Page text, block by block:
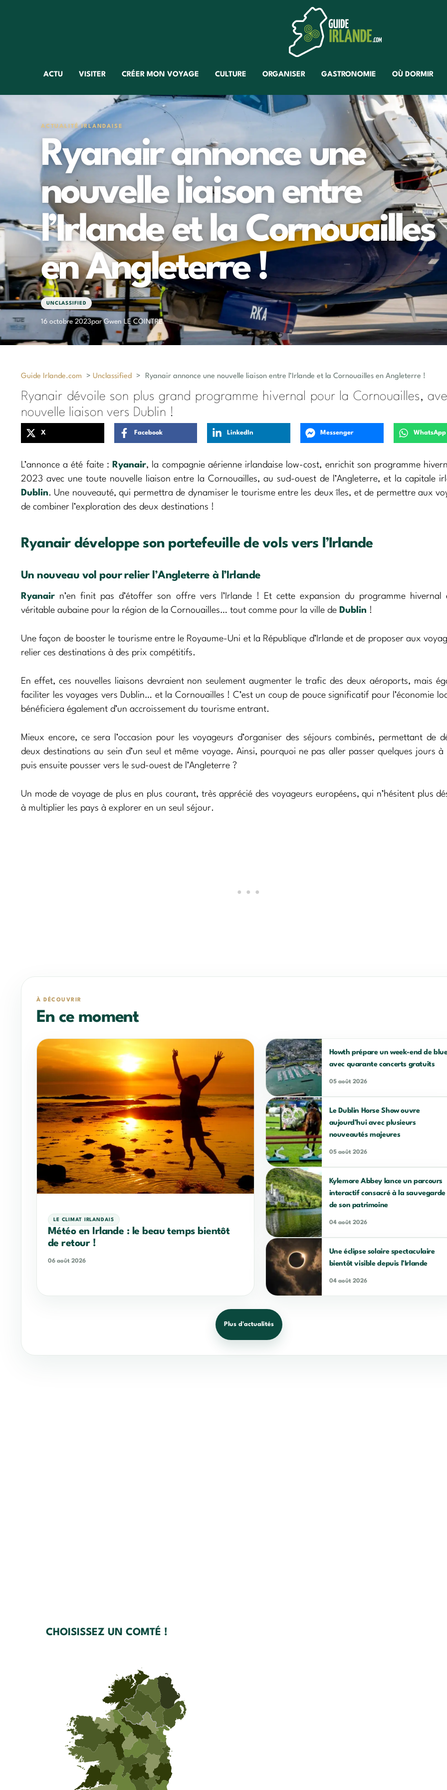
ACTU VISITER CRÉER MON VOYAGE CULTURE ORGANISER GASTRONOMIE OÙ DORMIR
ACTUALITÉ IRLANDAISE
Ryanair annonce une
nouvelle liaison entre
l’Irlande et la Cornouailles
en Angleterre !
UNCLASSIFIED
16 octobre 2023par Gwen LE COINTRE
Guide Irlande.com > Unclassified > Ryanair annonce une nouvelle liaison entre l’Irlande et la Cornouailles en Angleterre !
Ryanair dévoile son plus grand programme hivernal pour la Cornouailles,
nouvelle liaison vers Dublin !
X Facebook LinkedIn Messenger WhatsApp
L’annonce a été faite : Ryanair, la compagnie aérienne irlandaise low-cost, enrichit son programme
2023 avec une toute nouvelle liaison entre la Cornouailles, au sud-ouest de l’Angleterre, et la capitale
Dublin. Une nouveauté, qui permettra de dynamiser le tourisme entre les deux îles, et de permettre aux
de combiner l’exploration des deux destinations !
Ryanair développe son portefeuille de vols vers l’Irlande
Un nouveau vol pour relier l’Angleterre à l’Irlande
Ryanair n’en finit pas d’étoffer son offre vers l’Irlande ! Et cette expansion du programme hivernal
véritable aubaine pour la région de la Cornouailles… tout comme pour la ville de Dublin !
Une façon de booster le tourisme entre le Royaume-Uni et la République d’Irlande et de proposer aux
relier ces destinations à des prix compétitifs.
En effet, ces nouvelles liaisons devraient non seulement augmenter le trafic des deux aéroports, mais
faciliter les voyages vers Dublin… et la Cornouailles ! C’est un coup de pouce significatif pour l’économie
bénéficiera également d’un accroissement du tourisme entrant.
Mieux encore, ce sera l’occasion pour les voyageurs d’organiser des séjours combinés, permettant de
deux destinations au sein d’un seul et même voyage. Ainsi, pourquoi ne pas aller passer quelques jours à
puis ensuite pousser vers le sud-ouest de l’Angleterre ?
Un mode de voyage de plus en plus courant, très apprécié des voyageurs européens, qui n’hésitent plus
à multiplier les pays à explorer en un seul séjour.
À DÉCOUVRIR
En ce moment
LE CLIMAT IRLANDAIS
Météo en Irlande : le beau temps bientôt
de retour !
06 août 2026
Howth prépare un week-end de
avec quarante concerts gratuits
05 août 2026
Le Dublin Horse Show ouvre
aujourd’hui avec plusieurs
nouveautés majeures
05 août 2026
Kylemore Abbey lance un parcours
interactif consacré à la sauvegarde
de son patrimoine
04 août 2026
Une éclipse solaire spectaculaire
bientôt visible depuis l’Irlande
04 août 2026
Plus d'actualités
CHOISISSEZ UN COMTÉ !